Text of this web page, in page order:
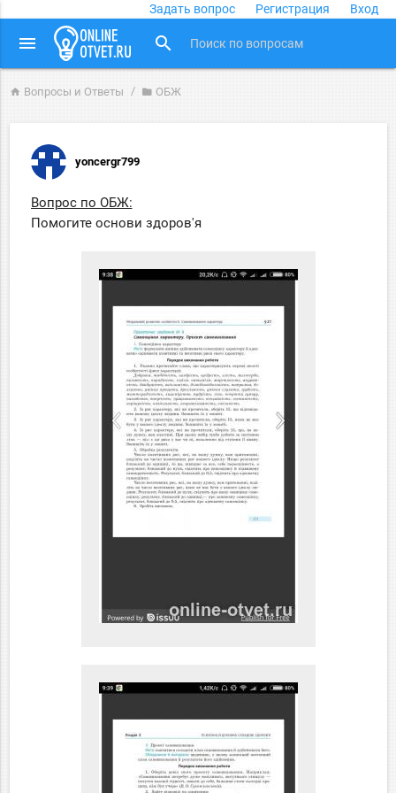
Задать вопрос Регистрация Вход
menu search
home Вопросы и Ответы folder ОБЖ
yoncergr799
Вопрос по ОБЖ:
Помогите основи здоров'я